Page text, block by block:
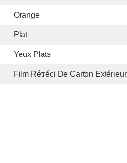
Orange
Plat
Yeux Plats
Film Rétréci De Carton Extérieur